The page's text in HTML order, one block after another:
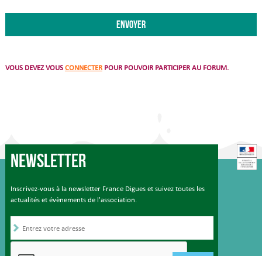
VOUS DEVEZ VOUS CONNECTERPOUR POUVOIR PARTICIPER AU FORUM.
Newsletter
Inscrivez-vous à la newsletter France Digues et suivez toutes les
actualités et évènements de l'association.